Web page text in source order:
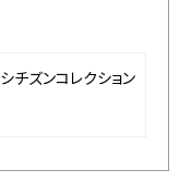
シチズンコレクション